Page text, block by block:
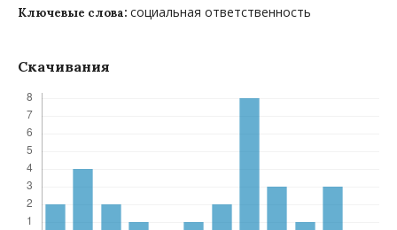
Ключевые слова: социальная ответственность
Скачивания